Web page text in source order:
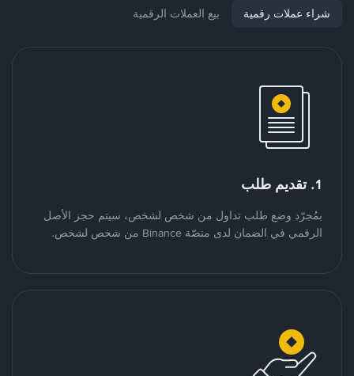
شراء عملات رقمية بيع العملات الرقمية
1. تقديم طلب
بمُجرّد وضع طلب تداول من شخص لشخص، سيتم حجز الأصل
الرقمي في الضمان لدى منصّة Binance من شخص لشخص.